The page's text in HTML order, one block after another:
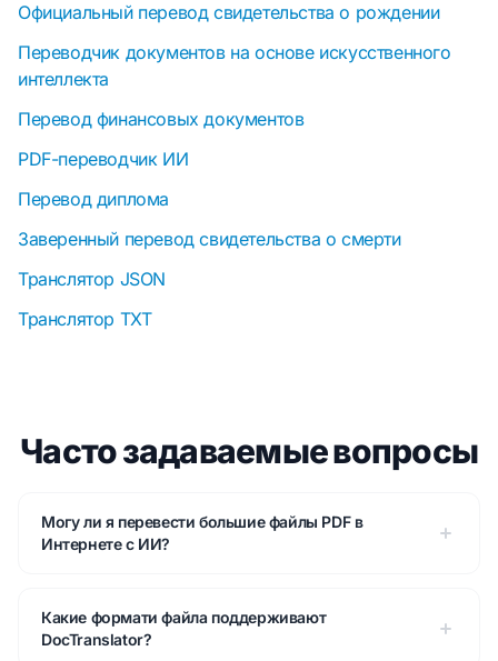
Официальный перевод свидетельства о рождении
Переводчик документов на основе искусственного
интеллекта
Перевод финансовых документов
PDF-переводчик ИИ
Перевод диплома
Заверенный перевод свидетельства о смерти
Транслятор JSON
Транслятор TXT
Часто задаваемые вопросы
Могу ли я перевести большие файлы PDF в
Интернете с ИИ?
Какие формати файла поддерживают
DocTranslator?